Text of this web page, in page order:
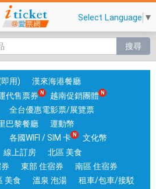
西
亞
+
國
外
票
|
台
中
和
高
Select Language ▼
搜尋
用)
漢來海港餐廳
代售票券
越南促銷團體
全台優惠電影票/展覽票
巴黎餐廳
運動幣
各國WIFI / SIM 卡
文化幣
線上訂房
北區 美食
東部 住宿券
南區 住宿券
美食 溫泉 泡湯
租車/包車/接駁